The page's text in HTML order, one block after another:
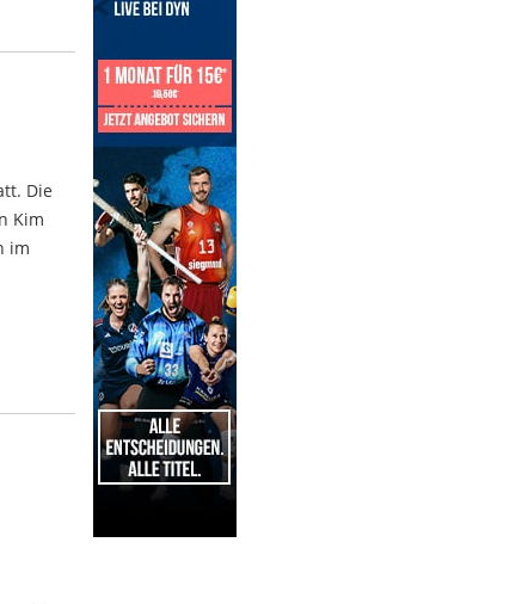
Die
Kim
im